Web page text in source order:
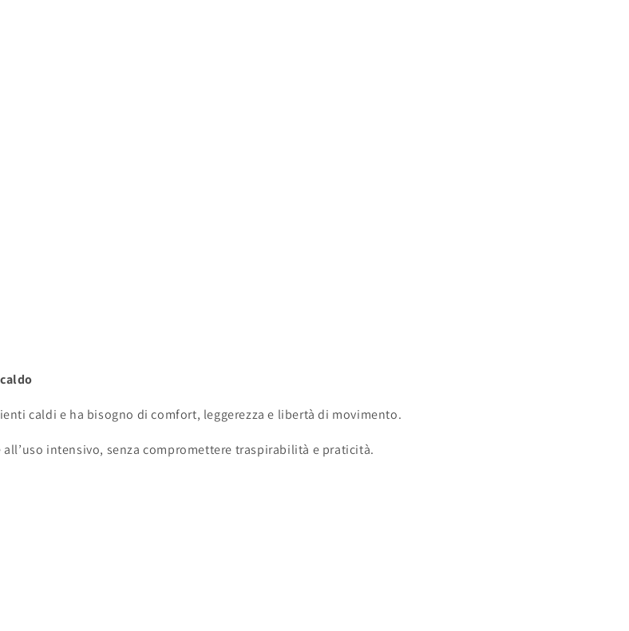
caldi e ha bisogno di comfort, leggerezza e libertà di movimento.
intensivo, senza compromettere traspirabilità e praticità.